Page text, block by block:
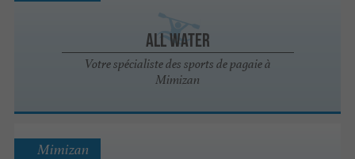
All Water
Votre spécialiste des sports de pagaie à
Mimizan
Mimizan